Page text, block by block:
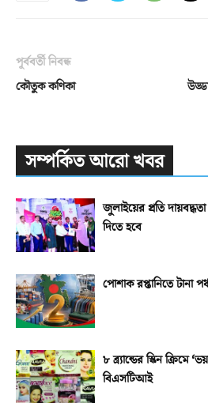
পূর্ববর্তী নিবন্ধ
কৌতুক কণিকা
সম্পর্কিত আরো খবর
জুলাইয়ের প্রতি
দিতে হবে
পোশাক রপ্তানিতে টানা
৮ ব্র্যান্ডের স্কিন ক্রিমে
বিএসটিআই